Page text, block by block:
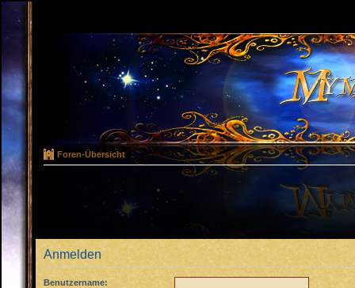
Foren-Übersicht
Anmelden
Benutzername: